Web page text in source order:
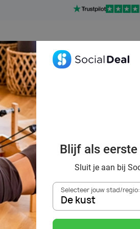
Ontdek 15.000+
uit Blijf als
Sluit je aan bij
Selecteer jouw stad/regio:
De kust